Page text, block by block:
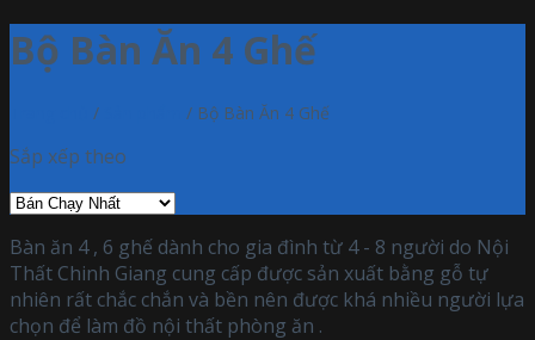
Bộ Bàn Ăn 4 Ghế
/ / Bộ Bàn Ăn 4 Ghế
Sắp xếp theo
Bàn ăn 4 , 6 ghế dành cho gia đình từ 4 - 8 người do Nội
Thất Chinh Giang cung cấp được sản xuất bằng gỗ tự
nhiên rất chắc chắn và bền nên được khá nhiều người lựa
chọn để làm đồ nội thất phòng ăn .